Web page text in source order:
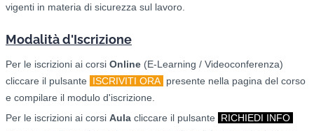
vigenti in materia di sicurezza sul lavoro.
Modalità d'Iscrizione
Per le iscrizioni ai corsi Online (E-Learning / Videoconferenza)
cliccare il pulsante
ISCRIVITI ORA presente nella pagina del corso
e compilare il modulo d'iscrizione.
Per le iscrizioni ai corsi Aula cliccare il pulsante
RICHIEDI INFO